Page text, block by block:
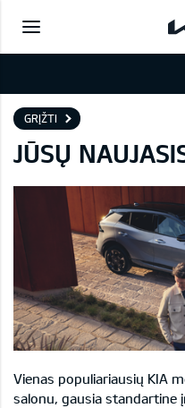
GRĮŽTI
JŪSŲ
Vienas populiariausių KIA
salonu, gausia standartine